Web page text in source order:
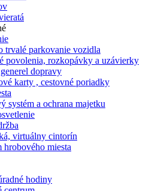
trvalé parkovanie vozidla
povolenia, rozkopávky a uzávierky
dopravy
karty , cestovné poriadky
systém a ochrana majetku
virtuálny cintorín
hrobového miesta
hodiny